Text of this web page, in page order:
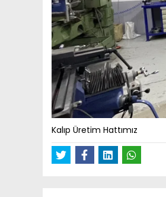
Kalıp Üretim Hattımız